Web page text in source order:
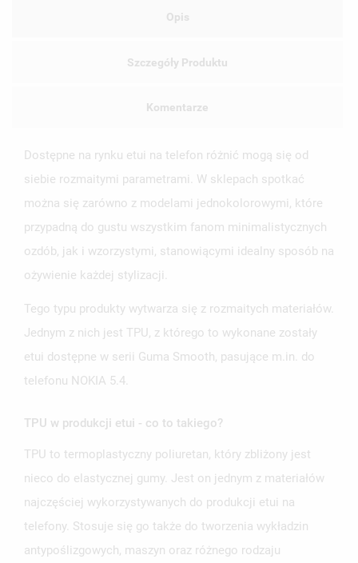
Opis
Szczegóły Produktu
Komentarze
Dostępne na rynku etui na telefon różnić mogą się od
siebie rozmaitymi parametrami. W sklepach spotkać
można się zarówno z modelami jednokolorowymi, które
przypadną do gustu wszystkim fanom minimalistycznych
ozdób, jak i wzorzystymi, stanowiącymi idealny sposób na
ożywienie każdej stylizacji.
Tego typu produkty wytwarza się z rozmaitych materiałów.
Jednym z nich jest TPU, z którego to wykonane zostały
etui dostępne w serii Guma Smooth, pasujące m.in. do
telefonu NOKIA 5.4.
TPU w produkcji etui - co to takiego?
TPU to termoplastyczny poliuretan, który zbliżony jest
nieco do elastycznej gumy. Jest on jednym z materiałów
najczęściej wykorzystywanych do produkcji etui na
telefony. Stosuje się go także do tworzenia wykładzin
antypoślizgowych, maszyn oraz różnego rodzaju